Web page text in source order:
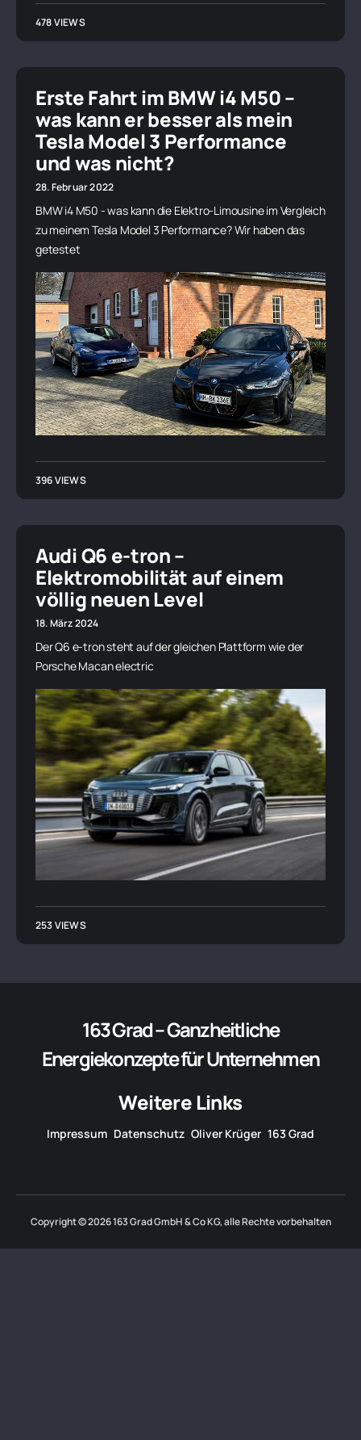
478 VIEWS
Erste Fahrt im BMW i4 M50 –
was kann er besser als mein
Tesla Model 3 Performance
und was nicht?
28. Februar 2022
BMW i4 M50 - was kann die Elektro-Limousine im Vergleich
zu meinem Tesla Model 3 Performance? Wir haben das
getestet
396 VIEWS
Audi Q6 e-tron –
Elektromobilität auf einem
völlig neuen Level
18. März 2024
Der Q6 e-tron steht auf der gleichen Plattform wie der
Porsche Macan electric
253 VIEWS
163 Grad – Ganzheitliche
Energiekonzepte für Unternehmen
Weitere Links
Impressum Datenschutz Oliver Krüger 163 Grad
Copyright © 2026 163 Grad GmbH & Co KG, alle Rechte vorbehalten